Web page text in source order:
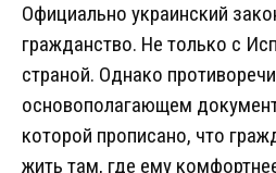
Официально украинский
гражданство. Не только с
страной. Однако
основополагающем
которой прописано, что
жить там, где ему